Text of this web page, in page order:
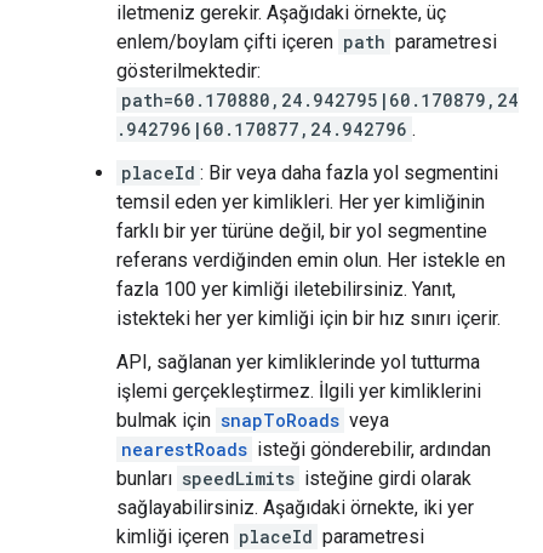
iletmeniz gerekir. Aşağıdaki örnekte, üç
enlem/boylam çifti içeren path parametresi
gösterilmektedir:
path=60.170880,24.942795|60.170879,24
.942796|60.170877,24.942796 .
placeId : Bir veya daha fazla yol segmentini
temsil eden yer kimlikleri. Her yer kimliğinin
farklı bir yer türüne değil, bir yol segmentine
referans verdiğinden emin olun. Her istekle en
fazla 100 yer kimliği iletebilirsiniz. Yanıt,
istekteki her yer kimliği için bir hız sınırı içerir.
API, sağlanan yer kimliklerinde yol tutturma
işlemi gerçekleştirmez. İlgili yer kimliklerini
bulmak için snapToRoads veya
nearestRoads isteği gönderebilir, ardından
bunları speedLimits isteğine girdi olarak
sağlayabilirsiniz. Aşağıdaki örnekte, iki yer
kimliği içeren placeId parametresi